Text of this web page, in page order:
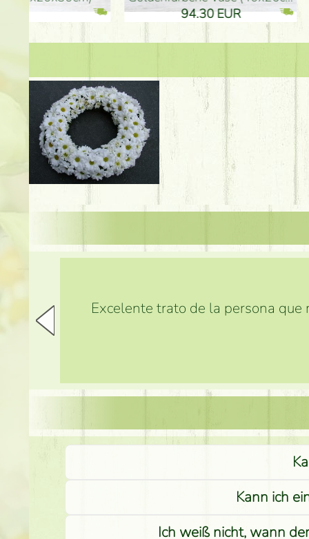
94.30 EUR
135.20
Excelente trato de la persona que
Kann ich
Ich weiß nicht, wann